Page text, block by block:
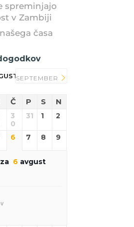
spreminjajo
v Zambiji
časa
2026
SEPTEMBER
Č P S N
3
0
31 1 2
6 7 8 9
6 avgust